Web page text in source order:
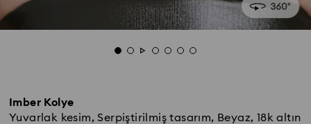
Imber Kolye
Yuvarlak kesim, Serpiştirilmiş tasarım, Beyaz, 18k altın